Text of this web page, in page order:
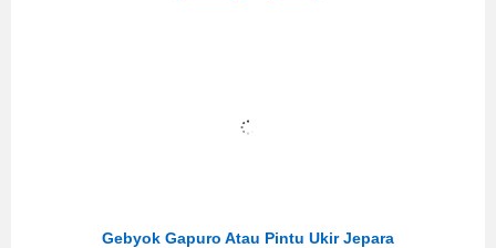
Gebyok Gapuro Atau Pintu Ukir Jepara